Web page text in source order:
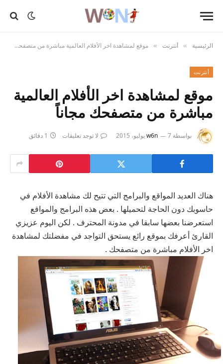
الرئيسية » أنترنت » موقع لمشاهدة اخر الأفلام العالمية مباشرة من متصفحك مجاناً
أنترنت
موقع لمشاهدة اخر الأفلام العالمية
مباشرة من متصفحك مجاناً
بواسطة w6n 7 يوليو، 2015 لا توجد تعليقات 1 دقائق
هناك العديد المواقع والبرامج التي تتيح لك مشاهدة الأفلام في
حاسوبك دون الحاجة لتحميلها . بعض هذه البرامج والمواقع
استعرضنا بعضها سابقا في مدونة المحترف . لكن اليوم عزيزي
القارئ أعرفك بموقع رائع يستحق التواجد في مفضلتك لمشاهدة
اخر الأفلام مباشرة من متصفحك .